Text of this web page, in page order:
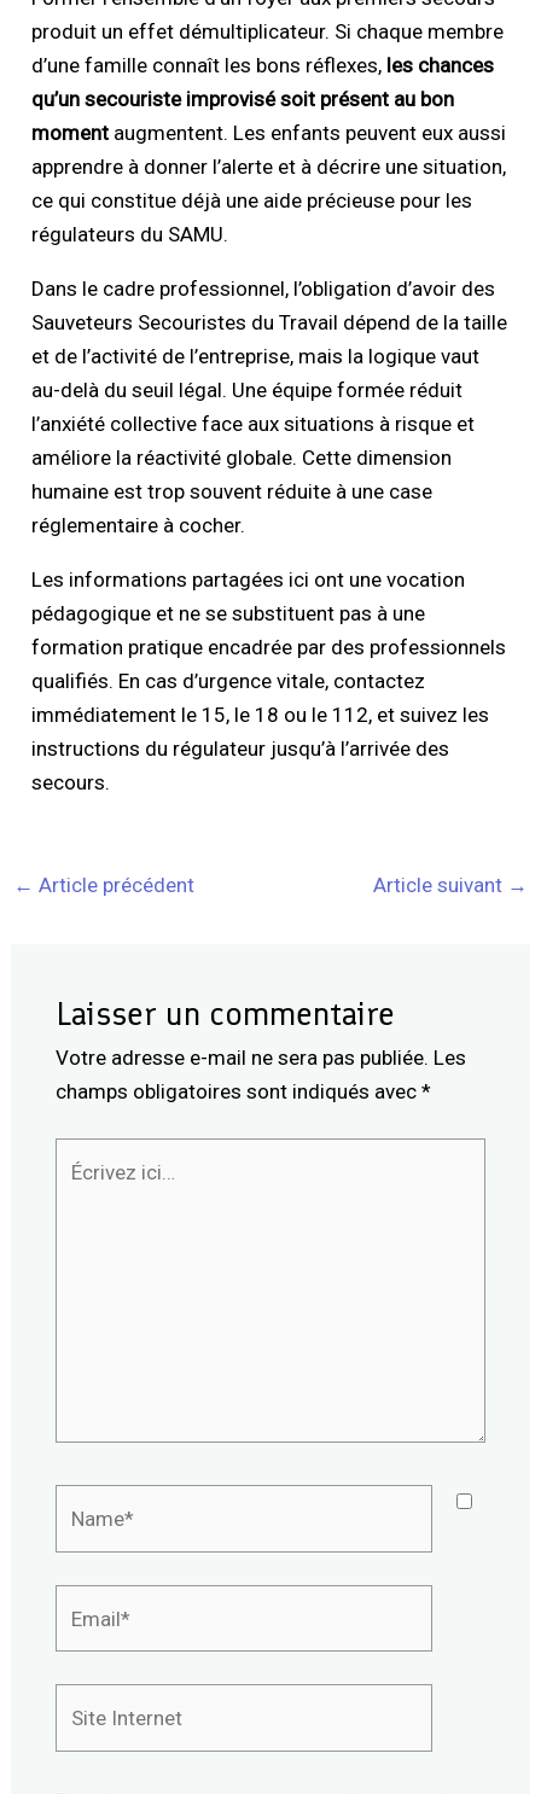
produit un effet démultiplicateur. Si chaque membre
d’une famille connaît les bons réflexes, les chances
qu’un secouriste improvisé soit présent au bon
moment augmentent. Les enfants peuvent eux aussi
apprendre à donner l’alerte et à décrire une situation,
ce qui constitue déjà une aide précieuse pour les
régulateurs du SAMU.
Dans le cadre professionnel, l’obligation d’avoir des
Sauveteurs Secouristes du Travail dépend de la taille
et de l’activité de l’entreprise, mais la logique vaut
au-delà du seuil légal. Une équipe formée réduit
l’anxiété collective face aux situations à risque et
améliore la réactivité globale. Cette dimension
humaine est trop souvent réduite à une case
réglementaire à cocher.
Les informations partagées ici ont une vocation
pédagogique et ne se substituent pas à une
formation pratique encadrée par des professionnels
qualifiés. En cas d’urgence vitale, contactez
immédiatement le 15, le 18 ou le 112, et suivez les
instructions du régulateur jusqu’à l’arrivée des
secours.
← Article précédent Article suivant →
Laisser un commentaire
Votre adresse e-mail ne sera pas publiée. Les
champs obligatoires sont indiqués avec *